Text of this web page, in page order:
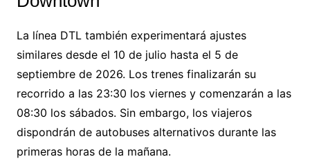
La línea DTL también experimentará ajustes
similares desde el 10 de julio hasta el 5 de
septiembre de 2026. Los trenes finalizarán su
recorrido a las 23:30 los viernes y comenzarán a las
08:30 los sábados. Sin embargo, los viajeros
dispondrán de autobuses alternativos durante las
primeras horas de la mañana.